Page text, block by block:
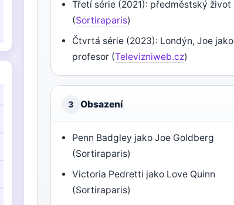
Třetí série (2021): předměstský život
(Sortiraparis)
Čtvrtá série (2023): Londýn, Joe jako
profesor (Televizniweb.cz)
3 Obsazení
Penn Badgley jako Joe Goldberg
(Sortiraparis)
Victoria Pedretti jako Love Quinn
(Sortiraparis)